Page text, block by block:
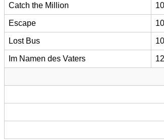
Catch the Million
Escape
Lost Bus
Im Namen des Vaters